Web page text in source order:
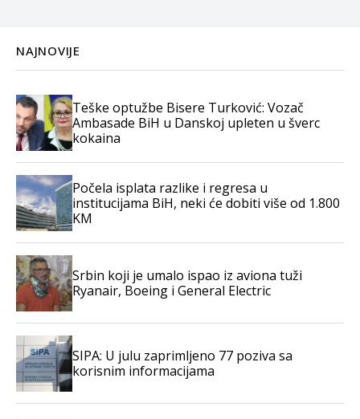
NAJNOVIJE
Teške optužbe Bisere Turković: Vozač
Ambasade BiH u Danskoj upleten u šverc
kokaina
Počela isplata razlike i regresa u
institucijama BiH, neki će dobiti više od 1.800
KM
Srbin koji je umalo ispao iz aviona tuži
Ryanair, Boeing i General Electric
SIPA: U julu zaprimljeno 77 poziva sa
korisnim informacijama